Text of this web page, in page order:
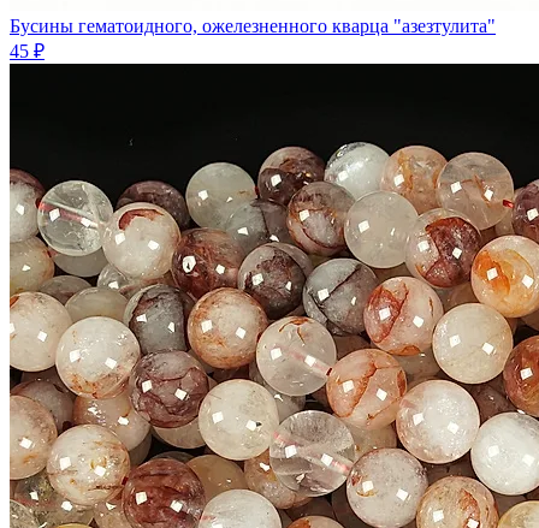
Бусины гематоидного, ожелезненного кварца "азезтулита"
45 ₽